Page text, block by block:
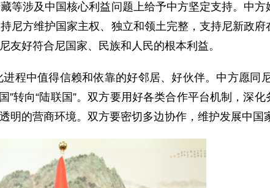
等涉及中国核心利益问题上给予中方坚定支持。中
尼方维护国家主权、独立和领土完整，支持尼新政
好符合尼国家、民族和人民的根本利益。
程中值得信赖和依靠的好邻居、好伙伴。中方愿同
转向“陆联国”。双方要用好各类合作平台机制，深
的营商环境。双方要密切多边协作，维护发展中国